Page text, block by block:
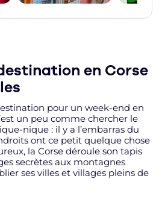
en Corse
pour un week-end en
un peu comme chercher le
nique : il y a l’embarras du
ont ce petit quelque chose
la Corse déroule son tapis
secrètes aux montagnes
ses villes et villages pleins de